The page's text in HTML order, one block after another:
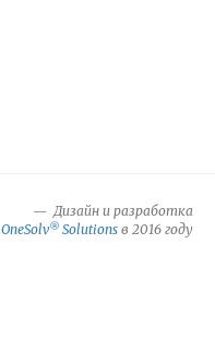
Дизайн и разработка
OneSolv® Solutions в 2016 году